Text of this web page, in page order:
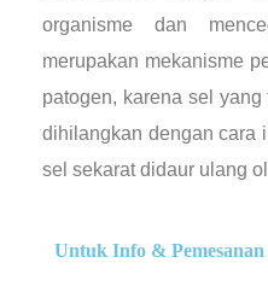
organisme dan
merupakan mekanisme
patogen, karena sel
dihilangkan dengan cara
sel sekarat didaur ulang
Untuk Info &